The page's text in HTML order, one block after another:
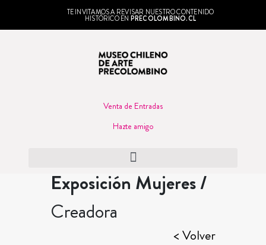
TE INVITAMOS A REVISAR NUESTRO CONTENIDO
HISTÓRICO EN PRECOLOMBINO.CL
Venta de Entradas
Hazte amigo
Exposición Mujeres /
Creadora
< Volver